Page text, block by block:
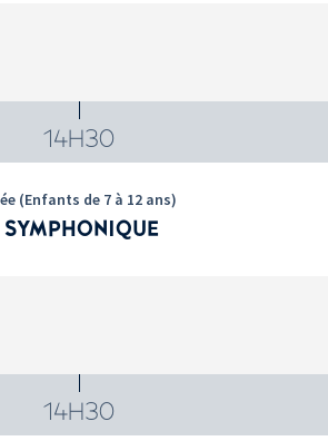
14H30
(Enfants de 7 à 12 ans)
SYMPHONIQUE
14H30